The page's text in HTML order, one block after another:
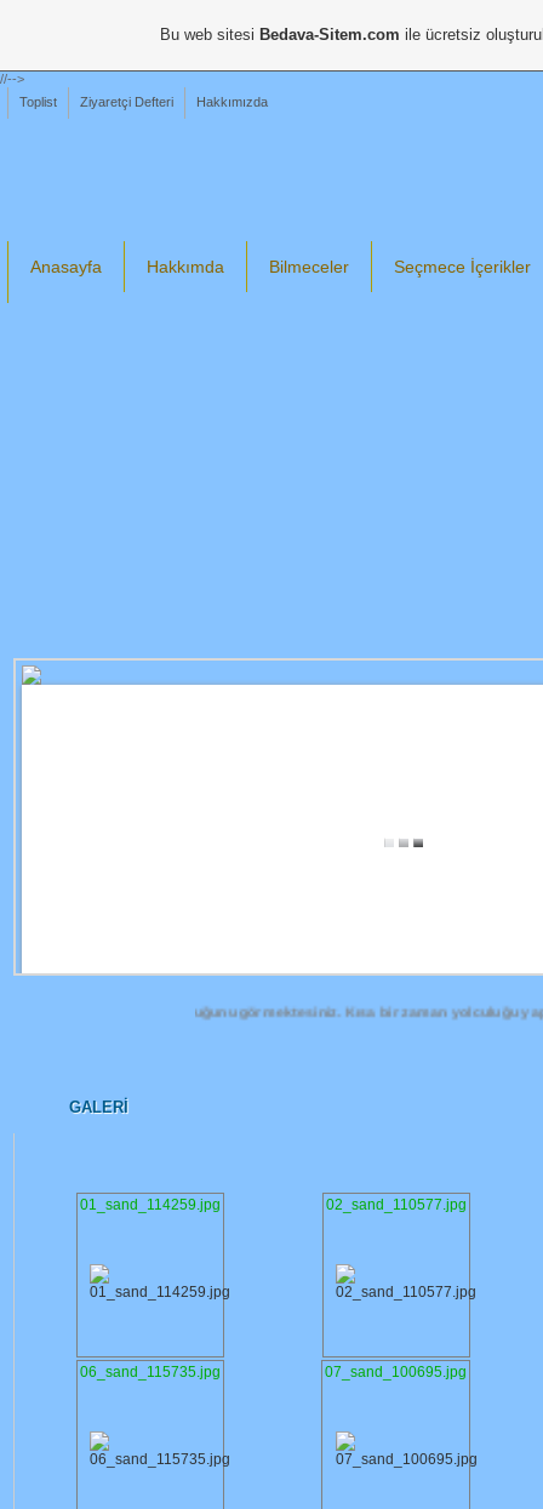
//-->
Toplist
Ziyaretçi Defteri Hakkımızda
Anasayfa Hakkımda Bilmeceler Seçmece İçerikler
bu zamana olan yolculuğunu görmektesiniz. Kısa bir zaman yolculuğu
GALERI
01_sand_114259.jpg 02_sand_110577.jpg
06_sand_115735.jpg 07_sand_100695.jpg
Bu web sitesi Bedava-Sitem.com ile ücretsiz